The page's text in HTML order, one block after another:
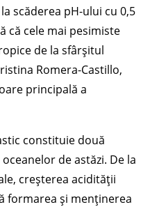
scăderea pH-ului cu 0,5
că cele mai pesimiste
de la sfârșitul
Romera-Castillo,
principală a
constituie două
de astăzi. De la
creșterea acidității
formarea și menținerea